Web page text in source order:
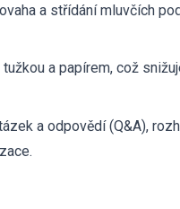
a střídání mluvčích
a papírem, což
a odpovědí (Q&A),